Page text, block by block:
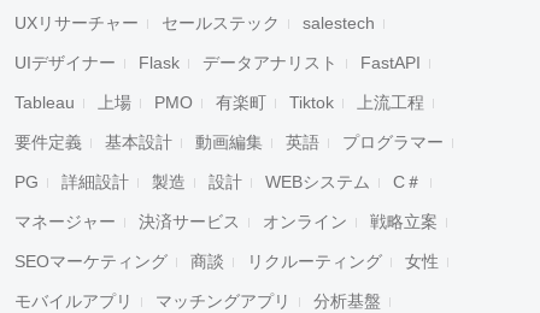
UXリサーチャー セールステック salestech
UIデザイナー Flask データアナリスト FastAPI
Tableau 上場 PMO 有楽町 Tiktok 上流工程
要件定義 基本設計 動画編集 英語 プログラマー
PG 詳細設計 製造 設計 WEBシステム C＃
マネージャー 決済サービス オンライン 戦略立案
SEOマーケティング 商談 リクルーティング 女性
モバイルアプリ マッチングアプリ 分析基盤